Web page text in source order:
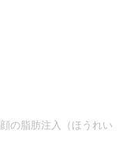
顔の脂肪注入（ほうれい